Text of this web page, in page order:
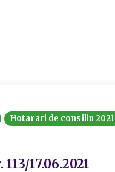
Hotarari de consiliu 2021
17.06.2021